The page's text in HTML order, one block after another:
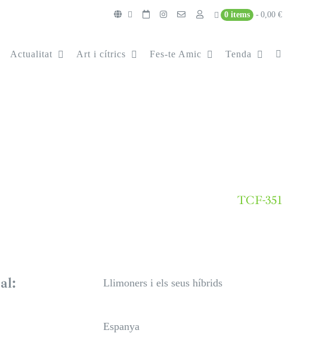
0 items 0,00 €
Actualitat Art i cítrics Fes-te Amic Tenda
TCF-351
Llimoners i els seus híbrids
Espanya